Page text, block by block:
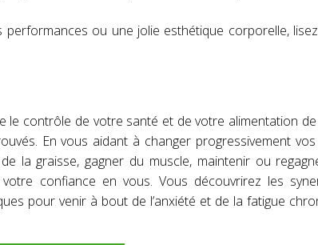
ou une jolie esthétique corporelle,
le contrôle de votre santé et de votre alimentation
En vous aidant à changer progressivement
la graisse, gagner du muscle, maintenir ou
confiance en vous. Vous découvrirez les
pour venir à bout de l’anxiété et de la fatigue